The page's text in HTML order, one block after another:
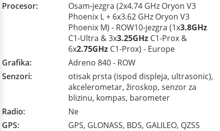
Procesor:
Osam-jezgra (2x4.74 GHz Oryon V3
Phoenix L + 6x3.62 GHz Oryon V3
Phoenix M) - ROW10-jezgra (1x3.8GHz
C1-Ultra & 3x3.25GHz C1-Prox &
6x2.75GHz C1-Prox) - Europe
Grafika:
Adreno 840 - ROW
Senzori:
otisak prsta (ispod displeja, ultrasonic),
akcelerometar, žiroskop, senzor za
blizinu, kompas, barometer
Radio:
Ne
GPS:
GPS, GLONASS, BDS, GALILEO, QZSS